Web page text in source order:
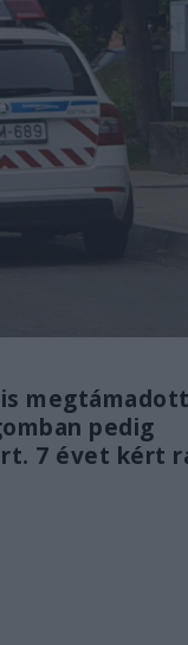
pedig
7 évet kért